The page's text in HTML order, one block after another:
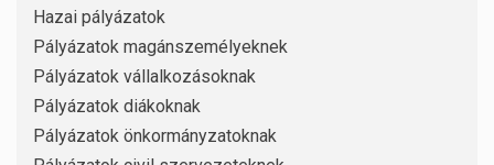
Hazai pályázatok
Pályázatok magánszemélyeknek
Pályázatok vállalkozásoknak
Pályázatok diákoknak
Pályázatok önkormányzatoknak